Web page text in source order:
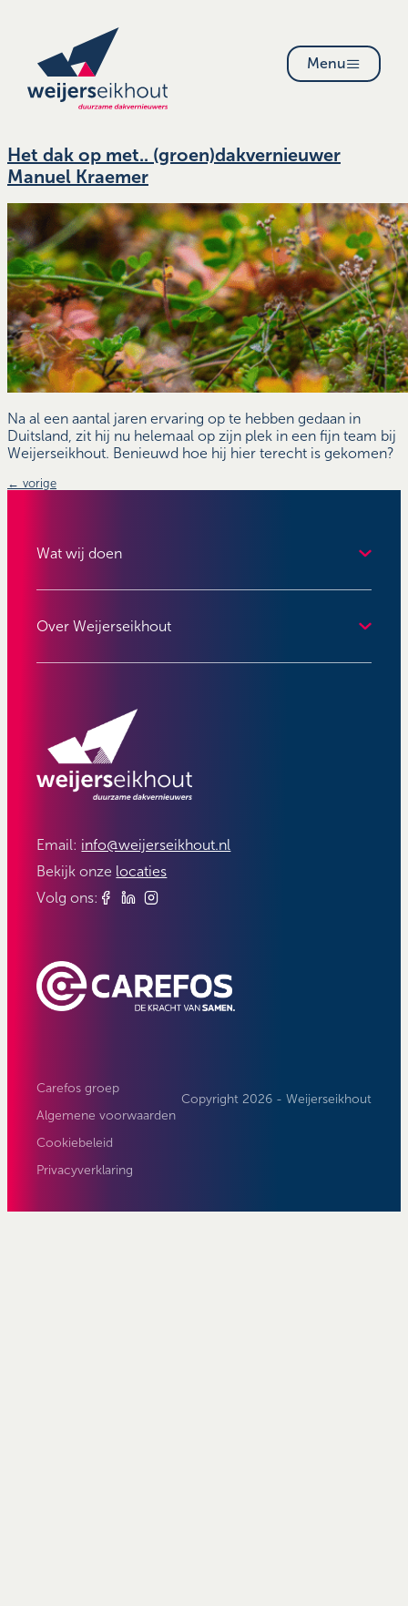
Menu
Het dak op met.. (groen)dakvernieuwer
Manuel Kraemer
Na al een aantal jaren ervaring op te hebben gedaan in
Duitsland, zit hij nu helemaal op zijn plek in een fijn team bij
Weijerseikhout. Benieuwd hoe hij hier terecht is gekomen?
← vorige
Wat wij doen
Over Weijerseikhout
Email: info@weijerseikhout.nl
Bekijk onze locaties
Volg ons:
Copyright 2026 - Weijerseikhout
Carefos groep
Algemene voorwaarden
Cookiebeleid
Privacyverklaring